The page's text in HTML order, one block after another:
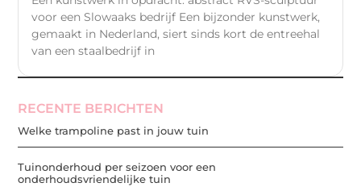
voor een Slowaaks bedrijf Een bijzonder kunstwerk,
gemaakt in Nederland, siert sinds kort de entreehal
van een staalbedrijf in
RECENTE BERICHTEN
Welke trampoline past in jouw tuin
Tuinonderhoud per seizoen voor een
onderhoudsvriendelijke tuin